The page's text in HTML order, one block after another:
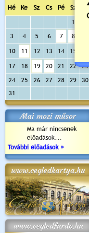
Hé Ke Sz Cs Pé Sz
Va
1
3
4 5 6 7 8
10 11 12 13 14 15
17 18 19 20 21 22
23
24
25 26 27 28 29
30
31
Mai mozi műsor
Ma már nincsenek
előadások...
További előadások »
www.cegledkartya.hu
www.cegledfurdo.hu